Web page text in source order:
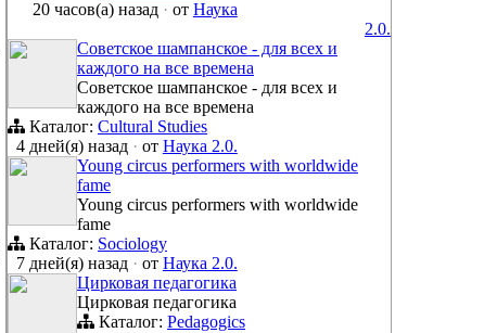
20 часов(а) назад · от Наука
2.0.
Советское шампанское - для всех и
каждого на все времена
Советское шампанское - для всех и
каждого на все времена
Каталог: Cultural Studies
4 дней(я) назад · от Наука 2.0.
Young circus performers with worldwide
fame
Young circus performers with worldwide
fame
Каталог: Sociology
7 дней(я) назад · от Наука 2.0.
Цирковая педагогика
Цирковая педагогика
Каталог: Pedagogics